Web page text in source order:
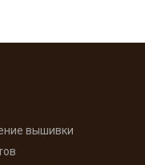
вышивки